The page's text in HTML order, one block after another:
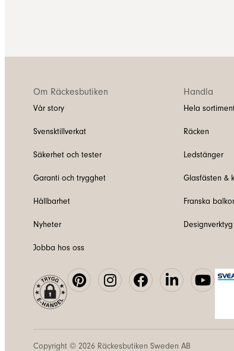
Om Räckesbutiken
Vår story
Svensktillverkat
Säkerhet och tester
Garanti och trygghet
Hållbarhet
Nyheter
Jobba hos oss
Handla
Hela
Räcken
Ledstänger
Glasfästen &
Franska
Designverktyg
Copyright © 2026 Räckesbutiken Sweden AB